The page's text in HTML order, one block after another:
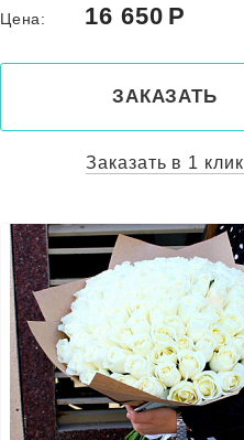
Цена: 16 650
ЗАКАЗАТЬ
Заказать в 1 клик